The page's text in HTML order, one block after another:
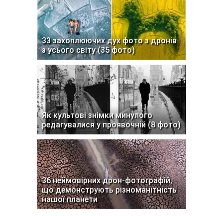
33 захоплюючих дух фото з дронів
з усього світу (35 фото)
Як культові знімки минулого
редагувалися у проявочній (8 фото)
36 неймовірних дрон-фотографій,
що демонструють різноманітність
нашої планети